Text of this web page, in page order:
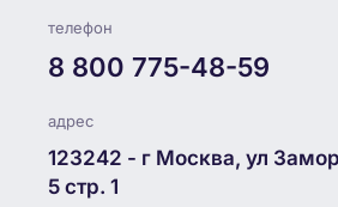
телефон
8 800 775-48-59
адрес
123242 - г Москва, ул
5 стр. 1